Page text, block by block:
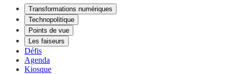
Transformations numériques
Technopolitique
Points de vue
Les faiseurs
Défis
Agenda
Kiosque